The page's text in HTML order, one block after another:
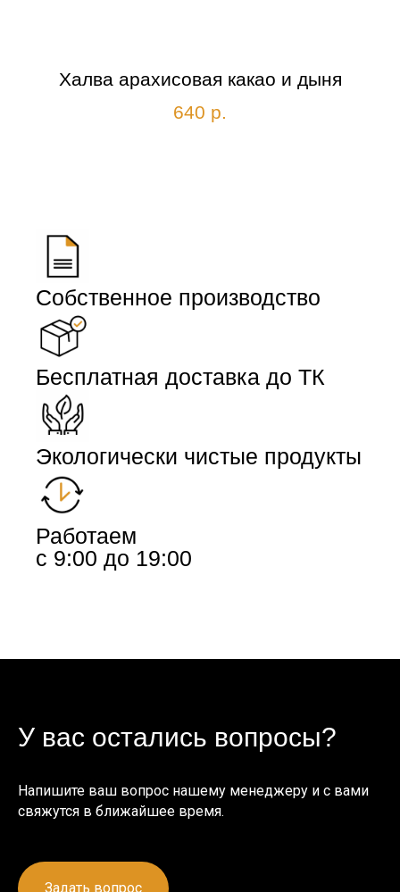
Халва арахисовая какао и дыня
640 р.
Собственное производство
Бесплатная доставка до ТК
Экологически чистые продукты
Работаем
с 9:00 до 19:00
У вас остались вопросы?
Напишите ваш вопрос нашему менеджеру и с вами
свяжутся в ближайшее время.
Задать вопрос